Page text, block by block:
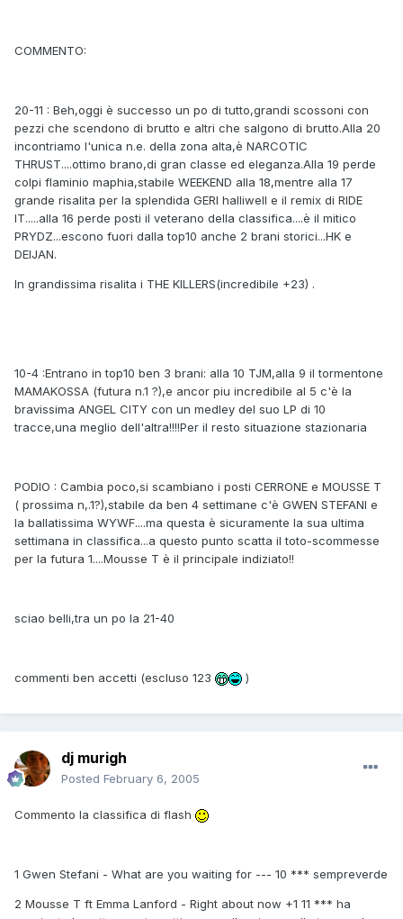
COMMENTO:
20-11 : Beh,oggi è successo un po di tutto,grandi scossoni con
pezzi che scendono di brutto e altri che salgono di brutto.Alla 20
incontriamo l'unica n.e. della zona alta,è NARCOTIC
THRUST....ottimo brano,di gran classe ed eleganza.Alla 19 perde
colpi flaminio maphia,stabile WEEKEND alla 18,mentre alla 17
grande risalita per la splendida GERI halliwell e il remix di RIDE
IT.....alla 16 perde posti il veterano della classifica....è il mitico
PRYDZ...escono fuori dalla top10 anche 2 brani storici...HK e
DEIJAN.
In grandissima risalita i THE KILLERS(incredibile +23) .
10-4 :Entrano in top10 ben 3 brani: alla 10 TJM,alla 9 il tormentone
MAMAKOSSA (futura n.1 ?),e ancor piu incredibile al 5 c'è la
bravissima ANGEL CITY con un medley del suo LP di 10
tracce,una meglio dell'altra!!!!Per il resto situazione stazionaria
PODIO : Cambia poco,si scambiano i posti CERRONE e MOUSSE T
( prossima n,.1?),stabile da ben 4 settimane c'è GWEN STEFANI e
la ballatissima WYWF....ma questa è sicuramente la sua ultima
settimana in classifica...a questo punto scatta il toto-scommesse
per la futura 1....Mousse T è il principale indiziato!!
sciao belli,tra un po la 21-40
commenti ben accetti (escluso 123 )
dj murigh
Posted February 6, 2005
Commento la classifica di flash
1 Gwen Stefani - What are you waiting for --- 10 *** sempreverde
2 Mousse T ft Emma Lanford - Right about now +1 11 *** ha